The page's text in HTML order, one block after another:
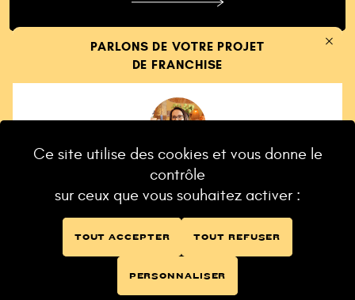
PARLONS DE VOTRE PROJET
DE FRANCHISE
Isabelle Agnesotti
Un projet de restaurant mijote
DISCUTONS-EN !
TÉLÉCHARGER NOTRE PLAQUETTE
NOTRE SITE
Ce site utilise des cookies et vous donne le
contrôle
sur ceux que vous souhaitez activer :
TOUT ACCEPTER TOUT REFUSER
PERSONNALISER